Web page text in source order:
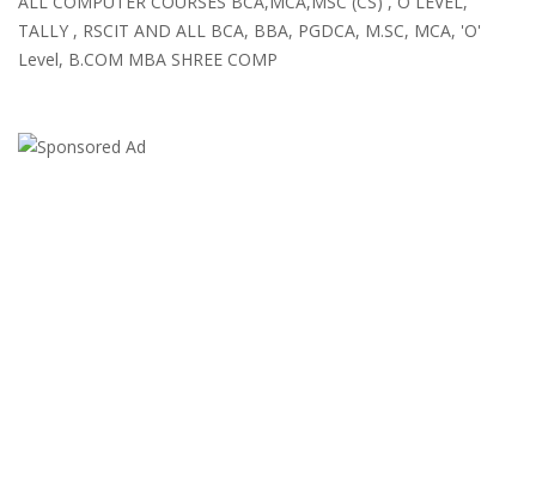
TALLY , RSCIT AND ALL BCA, BBA, PGDCA, M.SC, MCA, 'O'
Level, B.COM MBA SHREE COMP